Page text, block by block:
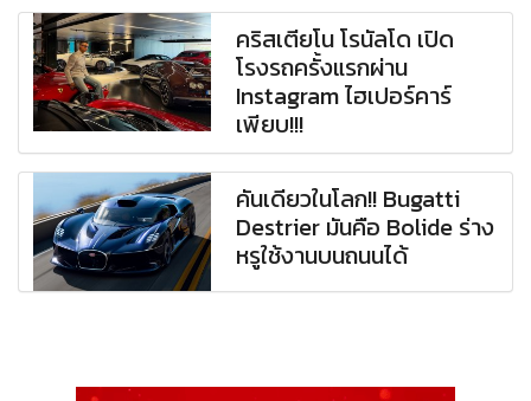
คริสเตียโน โรนัลโด เปิด
โรงรถครั้งแรกผ่าน
Instagram ไฮเปอร์คาร์
เพียบ!!!
คันเดียวในโลก!! Bugatti
Destrier มันคือ Bolide ร่าง
หรูใช้งานบนถนนได้